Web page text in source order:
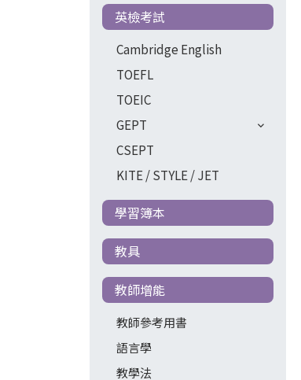
英檢考試
Cambridge English
TOEFL
TOEIC
GEPT
CSEPT
KITE / STYLE / JET
學習簿本
教具
教師增能
教師參考用書
語言學
教學法